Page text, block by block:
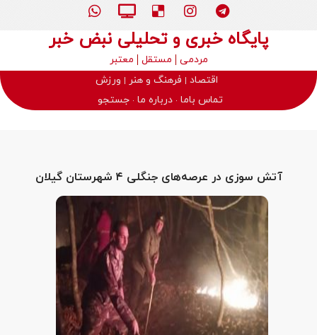
پایگاه خبری و تحلیلی نبض خبر
مردمی مستقل
معتبر
اقتصاد
فرهنگ و هنر
ورزش
تماس باما درباره ما جستجو
آتش سوزی در عرصه‌های جنگلی ۴ شهرستان گیلان